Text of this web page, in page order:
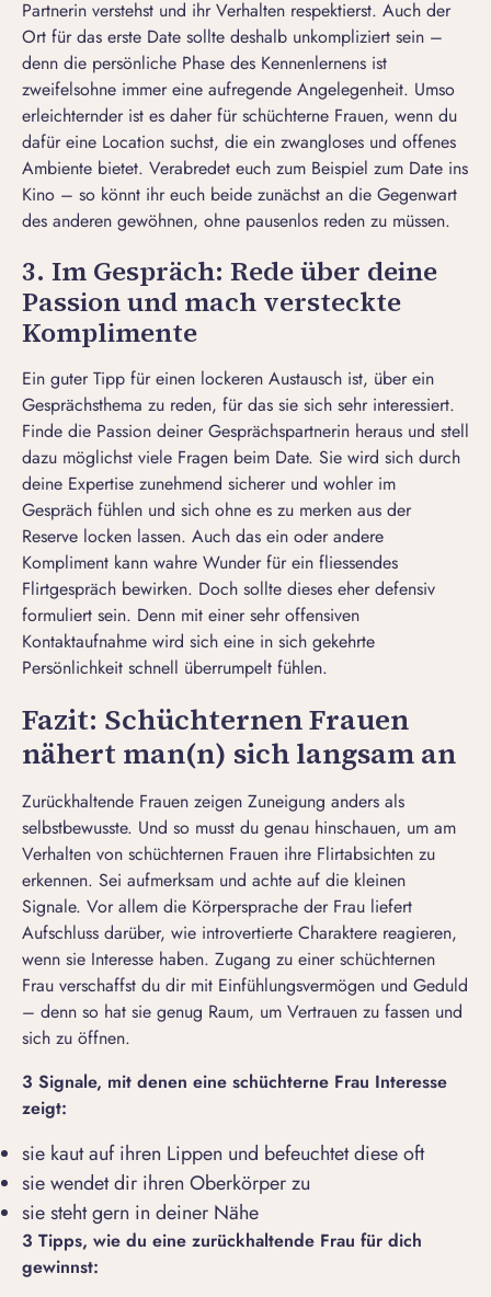
Partnerin verstehst und ihr Verhalten respektierst. Auch der
Ort für das erste Date sollte deshalb unkompliziert sein –
denn die persönliche Phase des Kennenlernens ist
zweifelsohne immer eine aufregende Angelegenheit. Umso
erleichternder ist es daher für schüchterne Frauen, wenn du
dafür eine Location suchst, die ein zwangloses und offenes
Ambiente bietet. Verabredet euch zum Beispiel zum Date ins
Kino – so könnt ihr euch beide zunächst an die Gegenwart
des anderen gewöhnen, ohne pausenlos reden zu müssen.
3. Im Gespräch: Rede über deine
Passion und mach versteckte
Komplimente
Ein guter Tipp für einen lockeren Austausch ist, über ein
Gesprächsthema zu reden, für das sie sich sehr interessiert.
Finde die Passion deiner Gesprächspartnerin heraus und stell
dazu möglichst viele Fragen beim Date. Sie wird sich durch
deine Expertise zunehmend sicherer und wohler im
Gespräch fühlen und sich ohne es zu merken aus der
Reserve locken lassen. Auch das ein oder andere
Kompliment kann wahre Wunder für ein fliessendes
Flirtgespräch bewirken. Doch sollte dieses eher defensiv
formuliert sein. Denn mit einer sehr offensiven
Kontaktaufnahme wird sich eine in sich gekehrte
Persönlichkeit schnell überrumpelt fühlen.
Fazit: Schüchternen Frauen
nähert man(n) sich langsam an
Zurückhaltende Frauen zeigen Zuneigung anders als
selbstbewusste. Und so musst du genau hinschauen, um am
Verhalten von schüchternen Frauen ihre Flirtabsichten zu
erkennen. Sei aufmerksam und achte auf die kleinen
Signale. Vor allem die Körpersprache der Frau liefert
Aufschluss darüber, wie introvertierte Charaktere reagieren,
wenn sie Interesse haben. Zugang zu einer schüchternen
Frau verschaffst du dir mit Einfühlungsvermögen und Geduld
– denn so hat sie genug Raum, um Vertrauen zu fassen und
sich zu öffnen.
3 Signale, mit denen eine schüchterne Frau Interesse
zeigt:
sie kaut auf ihren Lippen und befeuchtet diese oft
sie wendet dir ihren Oberkörper zu
sie steht gern in deiner Nähe
3 Tipps, wie du eine zurückhaltende Frau für dich
gewinnst: